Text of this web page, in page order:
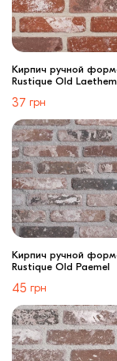
Кирпич ручной
Rustique Old Laethem
37 грн
Кирпич ручной
Rustique Old Paemel
45 грн